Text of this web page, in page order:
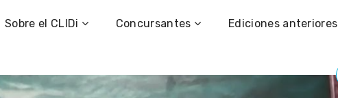
Sobre el CLIDi Concursantes Ediciones anteriores